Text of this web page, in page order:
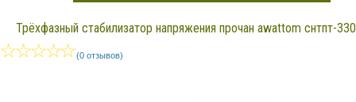
Трёхфазный стабилизатор напряжения прочан awattom снтпт-
(0 отзывов)